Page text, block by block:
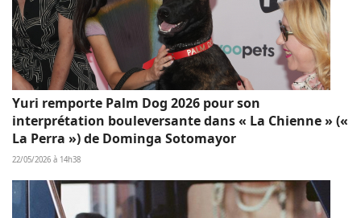
Yuri remporte Palm Dog 2026 pour son
interprétation bouleversante dans « La Chienne » («
La Perra ») de Dominga Sotomayor
22/05/2026 à 14h38